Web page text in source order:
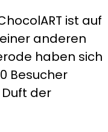
ist auf
anderen
haben sich
Besucher
der